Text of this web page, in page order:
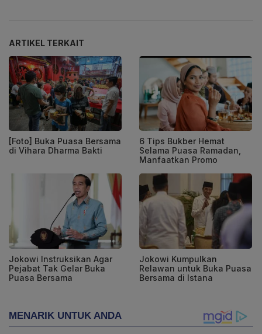
ARTIKEL TERKAIT
[Foto] Buka Puasa Bersama
di Vihara Dharma Bakti
6 Tips Bukber Hemat
Selama Puasa Ramadan,
Manfaatkan Promo
Jokowi Instruksikan Agar
Pejabat Tak Gelar Buka
Puasa Bersama
Jokowi Kumpulkan
Relawan untuk Buka Puasa
Bersama di Istana